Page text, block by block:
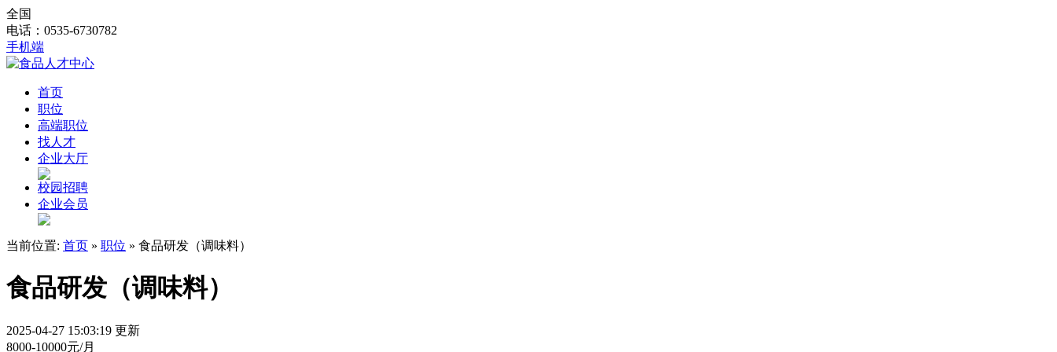
全国
电话：0535-6730782
手机端
首页
职位
高端职位
找人才
企业大厅
校园招聘
企业会员
当前位置: 首页 » 职位 » 食品研发（调味料）
食品研发（调味料）
2025-04-27 15:03:19 更新
8000-10000元/月